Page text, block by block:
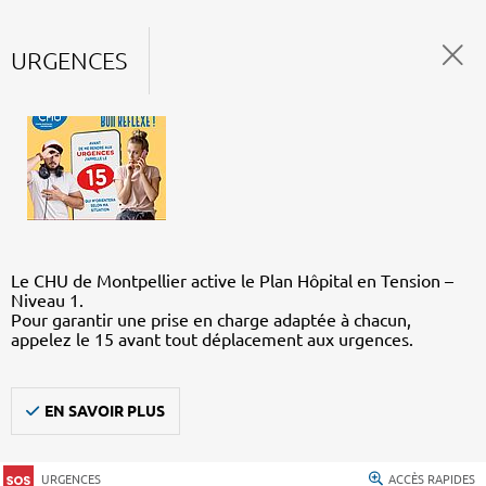
URGENCES
Le CHU de Montpellier active le Plan Hôpital en Tension –
Niveau 1.
Pour garantir une prise en charge adaptée à chacun,
appelez le 15 avant tout déplacement aux urgences.
EN SAVOIR PLUS
URGENCES ACCÈS RAPIDES